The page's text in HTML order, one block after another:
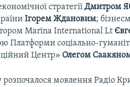
стратегіїДмитром
Ігорем Ждановим;
Marina International Lt
Платформи соціально-
Центр» Олегом
мовлення Радіо